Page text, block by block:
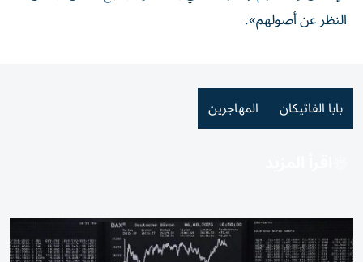
النظر عن أصولهم».
بابا الفاتيكان المهاجرين